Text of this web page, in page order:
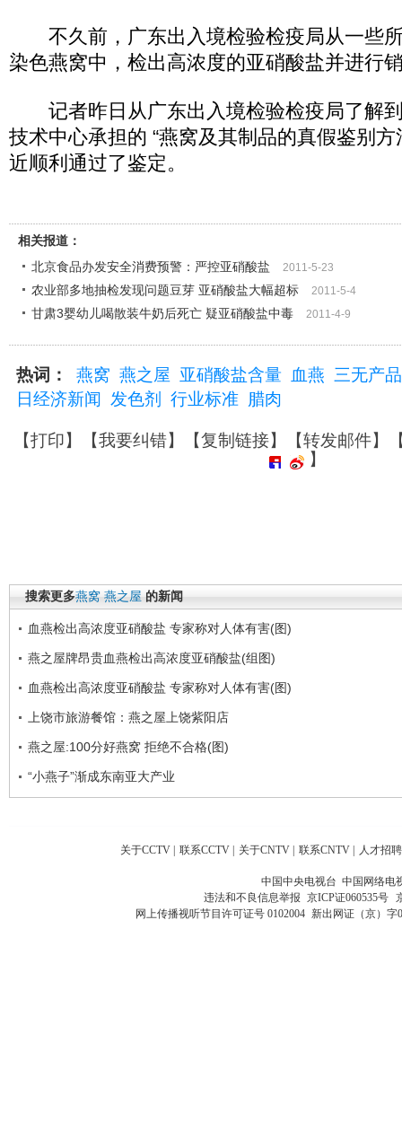
不久前，广东出入境检验检疫局从一些所
染色燕窝中，检出高浓度的亚硝酸盐并进行
记者昨日从广东出入境检验检疫局了解
技术中心承担的 “燕窝及其制品的真假鉴别
近顺利通过了鉴定。
相关报道：
北京食品办发安全消费预警：严控亚硝酸盐
2011-5-23
农业部多地抽检发现问题豆芽 亚硝酸盐大幅超标 2011-5-4
甘肃3婴幼儿喝散装牛奶后死亡 疑亚硝酸盐中毒 2011-4-9
热词： 燕窝 燕之屋 亚硝酸盐含量 血燕 三无产品
日经济新闻
发色剂 行业标准 腊肉
【打印】【我要纠错】【复制链接】【转发邮件】
】
搜索更多燕窝 燕之屋 的新闻
血燕检出高浓度亚硝酸盐 专家称对人体有害(图)
燕之屋牌昂贵血燕检出高浓度亚硝酸盐(组图)
血燕检出高浓度亚硝酸盐 专家称对人体有害(图)
上饶市旅游餐馆：燕之屋上饶紫阳店
燕之屋:100分好燕窝 拒绝不合格(图)
“小燕子”渐成东南亚大产业
关于CCTV | 联系CCTV | 关于CNTV | 联系CNTV | 人才招聘
中国中央电视台 中国网络电
违法和不良信息举报 京ICP证060535号
网上传播视听节目许可证号 0102004 新出网证（京）